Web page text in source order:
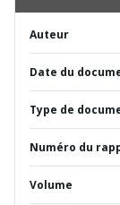
Auteur
Date du
Type de
Numéro du
Volume